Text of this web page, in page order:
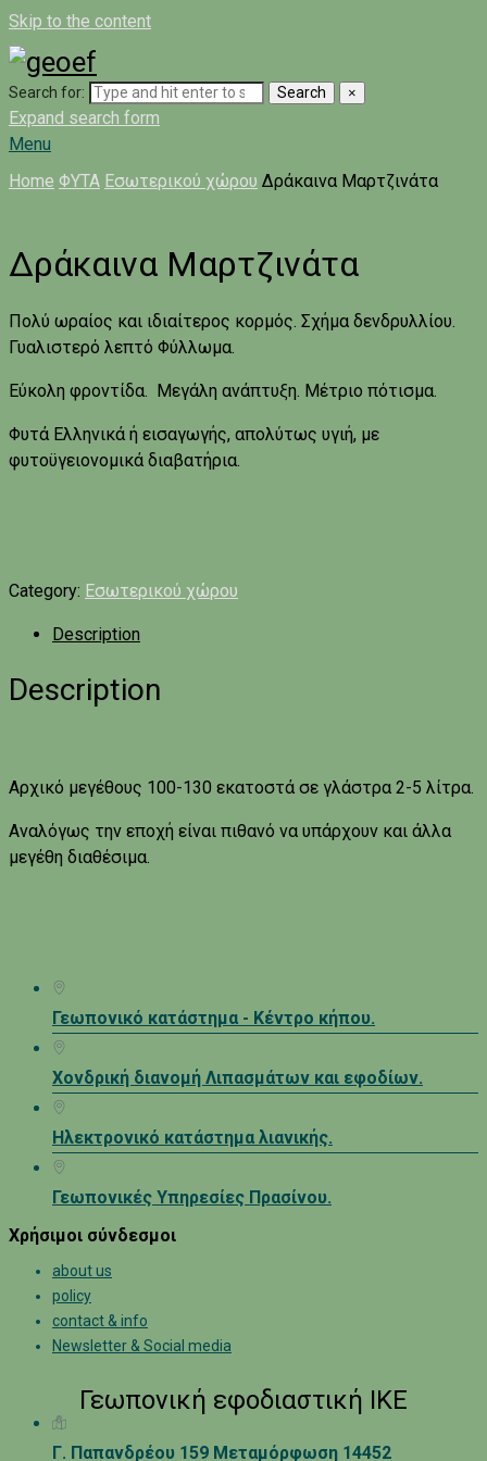
Skip to the content
Search for: Search ×
Expand search form
Menu
Home ΦΥΤΑ Εσωτερικού χώρου Δράκαινα Μαρτζινάτα
Δράκαινα Μαρτζινάτα
Πολύ ωραίος και ιδιαίτερος κορμός. Σχήμα δενδρυλλίου.
Γυαλιστερό λεπτό Φύλλωμα.
Εύκολη φροντίδα. Μεγάλη ανάπτυξη. Μέτριο πότισμα.
Φυτά Ελληνικά ή εισαγωγής, απολύτως υγιή, με
φυτοϋγειονομικά διαβατήρια.
Category: Εσωτερικού χώρου
Description
Description
Αρχικό μεγέθους 100-130 εκατοστά σε γλάστρα 2-5 λίτρα.
Αναλόγως την εποχή είναι πιθανό να υπάρχουν και άλλα
μεγέθη διαθέσιμα.
Γεωπονικό κατάστημα - Κέντρο κήπου.
Χονδρική διανομή Λιπασμάτων και εφοδίων.
Ηλεκτρονικό κατάστημα λιανικής.
Γεωπονικές Υπηρεσίες Πρασίνου.
Χρήσιμοι σύνδεσμοι
about us
policy
contact & info
Newsletter & Social media
Γεωπονική εφοδιαστική ΙΚΕ
Γ. Παπανδρέου 159 Μεταμόρφωση 14452